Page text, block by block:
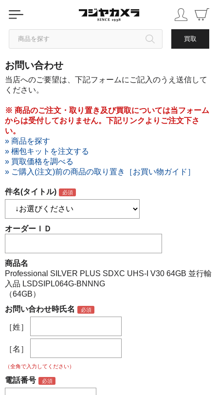
商品を探す 買取
カテゴリから探す
ブランドから探す
中古品を探す
お問い合わせ
当店へのご要望は、下記フォームにご記入のうえ送信して
ください。
※ 商品のご注文・取り置き及び買取については当フォーム
からは受付しておりません。下記リンクよりご注文下さ
い。
» 商品を探す
» 梱包キットを注文する
» 買取価格を調べる
» ご購入(注文)前の商品の取り置き［お買い物ガイド］
件名(タイトル)
オーダーＩＤ
商品名
Professional SILVER PLUS SDXC UHS-I V30 64GB 並行輸
入品 LSDSIPL064G-BNNNG
（64GB）
お問い合わせ時氏名
［姓］
［名］
（全角で入力してください）
電話番号